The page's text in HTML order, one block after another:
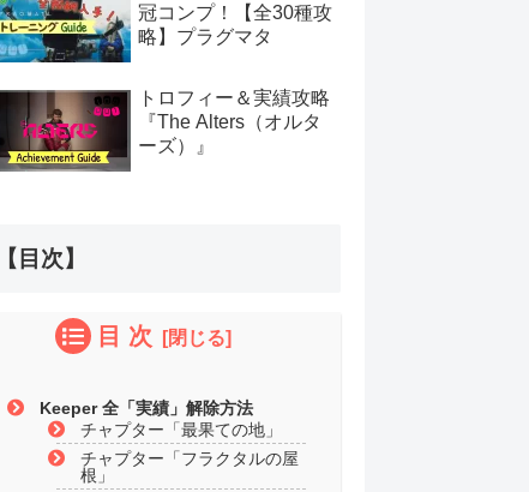
冠コンプ！【全30種攻
略】プラグマタ
トロフィー＆実績攻略
『The Alters（オルタ
ーズ）』
【目次】
目 次
Keeper 全「実績」解除方法
チャプター「最果ての地」
チャプター「フラクタルの屋
根」